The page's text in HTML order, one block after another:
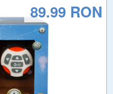
89.99 RON